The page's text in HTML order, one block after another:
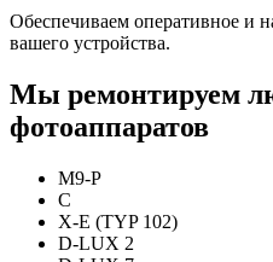
Обеспечиваем оперативное и
вашего устройства.
Мы ремонтируем
фотоаппаратов
M9-P
C
X-E (TYP 102)
D-LUX 2